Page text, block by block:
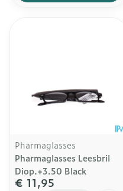
Pharmaglasses
Pharmaglasses Leesbril
Diop.+3.50 Black
€ 11,95